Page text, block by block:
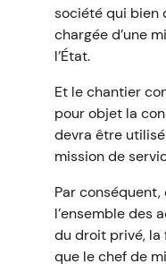
société qui bien
chargée d’une
l’État.
Et le chantier
pour objet la
devra être
mission de
Par
l’ensemble des
du droit privé,
que le chef de